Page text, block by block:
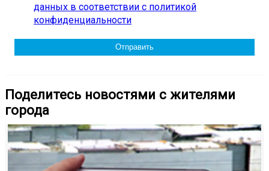
данных в соответствии с политикой
конфиденциальности
Поделитесь новостями с жителями
города